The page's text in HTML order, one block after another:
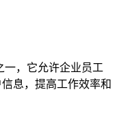
一，它允许企业员工
息，提高工作效率和